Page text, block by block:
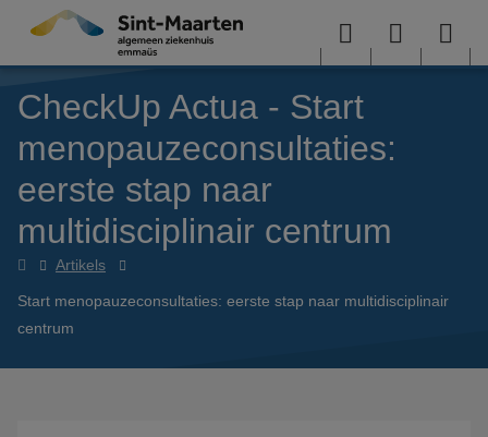
Overslaan en naar de inhoud gaan
Menu User
CheckUp Actua - Start
menopauzeconsultaties:
eerste stap naar
multidisciplinair centrum
CheckUp
Artikels
Start menopauzeconsultaties: eerste stap naar multidisciplinair
centrum